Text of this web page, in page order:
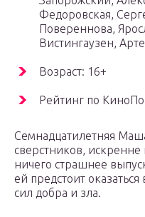
Федоровская,
Повереннова,
Вистингаузен,
Возраст: 16+
Рейтинг по
Семнадцатилетняя
сверстников, искренне
ничего страшнее
ей предстоит
сил добра и зла.